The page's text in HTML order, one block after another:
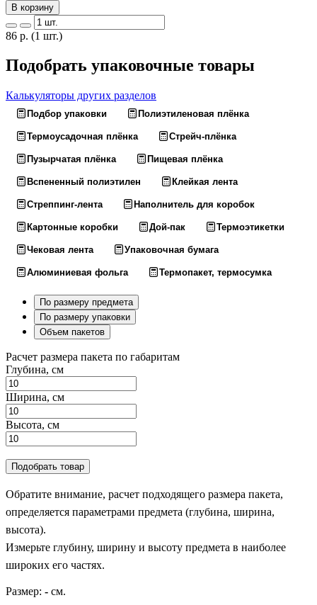
В корзину
86 р. (1 шт.)
Подобрать упаковочные товары
Калькуляторы других разделов
Подбор упаковки Полиэтиленовая плёнка
Термоусадочная плёнка Стрейч-плёнка
Пузырчатая плёнка Пищевая плёнка
Вспененный полиэтилен Клейкая лента
Стреппинг-лента Наполнитель для коробок
Картонные коробки Дой-пак Термоэтикетки
Чековая лента Упаковочная бумага
Алюминиевая фольга Термопакет, термосумка
По размеру предмета
По размеру упаковки
Объем пакетов
Расчет размера пакета по габаритам
Глубина, см
Ширина, см
Высота, см
Подобрать товар
Обратите внимание, расчет подходящего размера пакета,
определяется параметрами предмета (глубина, ширина,
высота).
Измерьте глубину, ширину и высоту предмета в наиболее
широких его частях.
Размер: - см.